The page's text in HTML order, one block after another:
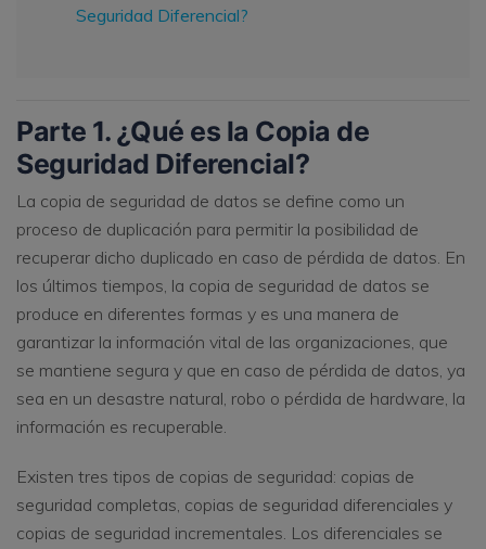
Seguridad Diferencial?
Parte 1. ¿Qué es la Copia de
Seguridad Diferencial?
La copia de seguridad de datos se define como un
proceso de duplicación para permitir la posibilidad de
recuperar dicho duplicado en caso de pérdida de datos. En
los últimos tiempos, la copia de seguridad de datos se
produce en diferentes formas y es una manera de
garantizar la información vital de las organizaciones, que
se mantiene segura y que en caso de pérdida de datos, ya
sea en un desastre natural, robo o pérdida de hardware, la
información es recuperable.
Existen tres tipos de copias de seguridad: copias de
seguridad completas, copias de seguridad diferenciales y
copias de seguridad incrementales. Los diferenciales se